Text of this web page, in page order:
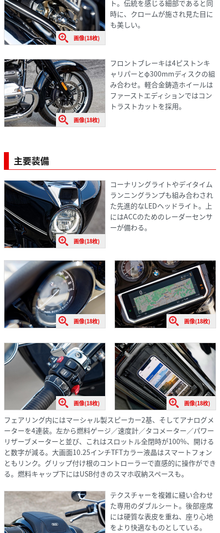
画像(18枚)
ト。伝統を感じる細部であると同
時に、クロームが施され見た目に
も美しい。
画像(18枚)
フロントブレーキは4ピストンキ
ャリパーとφ300mmディスクの組
み合わせ。軽合金鋳造ホイールは
ファーストエディションではコン
トラストカットを採用。
主要装備
画像(18枚)
コーナリングライトやデイタイム
ランニングランプも組み合わされ
た先進的なLEDヘッドライト。上
にはACCのためのレーダーセンサ
ーが備わる。
画像(18枚) 画像(18枚)
画像(18枚) 画像(18枚)
フェアリング内にはマーシャル製スピーカー2基、そしてアナログメ
ーターを4連装。左から燃料ゲージ／速度計／タコメーター／パワー
リザーブメーターと並び、これはスロットル全閉時が100%、開ける
と数字が減る。大画面10.25インチTFTカラー液晶はスマートフォン
ともリンク。グリップ付け根のコントローラーで直感的に操作ができ
る。燃料キャップ下にはUSB付きのスマホ収納スペースも。
テクスチャーを複雑に縫い合わせ
た専用のダブルシート。後部座席
には硬質な表皮を重ね、座り心地
をより快適なものとしている。